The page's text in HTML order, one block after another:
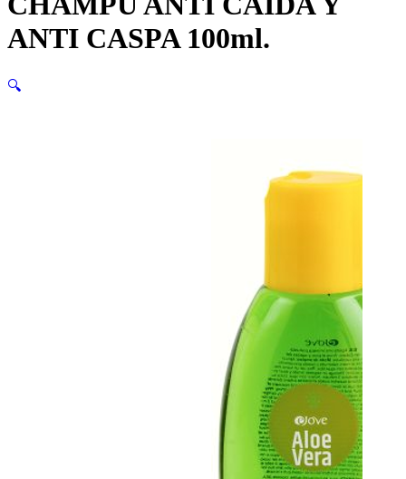
ANTI CASPA 100ml.
🔍